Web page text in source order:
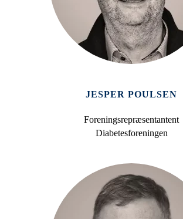
JESPER POULSEN
Foreningsrepræsentantent
Diabetesforeningen